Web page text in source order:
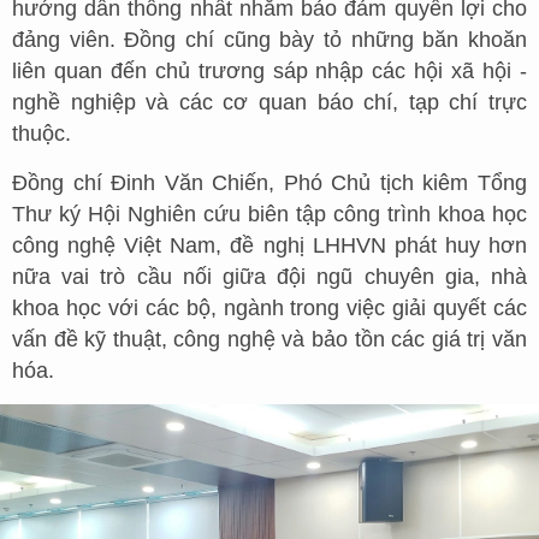
hướng dẫn thống nhất nhằm bảo đảm quyền lợi cho
đảng viên. Đồng chí cũng bày tỏ những băn khoăn
liên quan đến chủ trương sáp nhập các hội xã hội -
nghề nghiệp và các cơ quan báo chí, tạp chí trực
thuộc.
Đồng chí Đinh Văn Chiến, Phó Chủ tịch kiêm Tổng
Thư ký Hội Nghiên cứu biên tập công trình khoa học
công nghệ Việt Nam, đề nghị LHHVN phát huy hơn
nữa vai trò cầu nối giữa đội ngũ chuyên gia, nhà
khoa học với các bộ, ngành trong việc giải quyết các
vấn đề kỹ thuật, công nghệ và bảo tồn các giá trị văn
hóa.